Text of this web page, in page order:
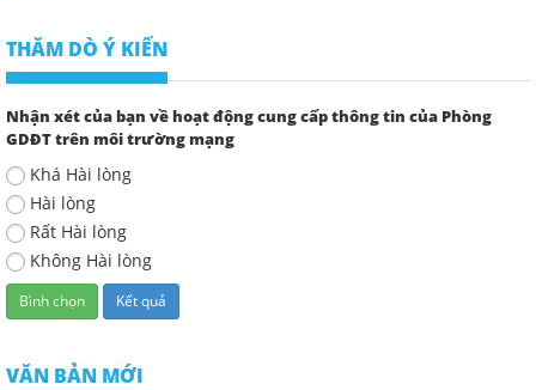
THĂM DÒ Ý KIẾN
Nhận xét của bạn về hoạt động cung cấp thông tin của Phòng
GDĐT trên môi trường mạng
Khá Hài lòng
Hài lòng
Rất Hài lòng
Không Hài lòng
VĂN BẢN MỚI